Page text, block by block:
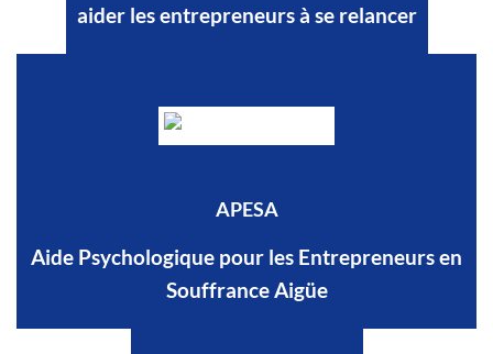
aider les entrepreneurs à se relancer
APESA
Aide Psychologique pour les Entrepreneurs en
Souffrance Aigüe